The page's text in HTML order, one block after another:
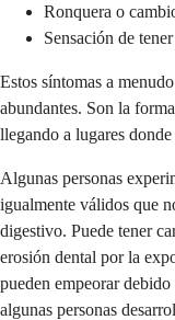
Ronquera o
Sensación de
Estos síntomas a
abundantes. Son la
llegando a lugares
Algunas personas
igualmente válidos que
digestivo. Puede tener
erosión dental por la
pueden empeorar
algunas personas